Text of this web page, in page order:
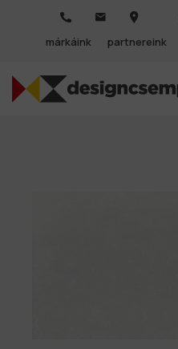
márkáink
partnereink